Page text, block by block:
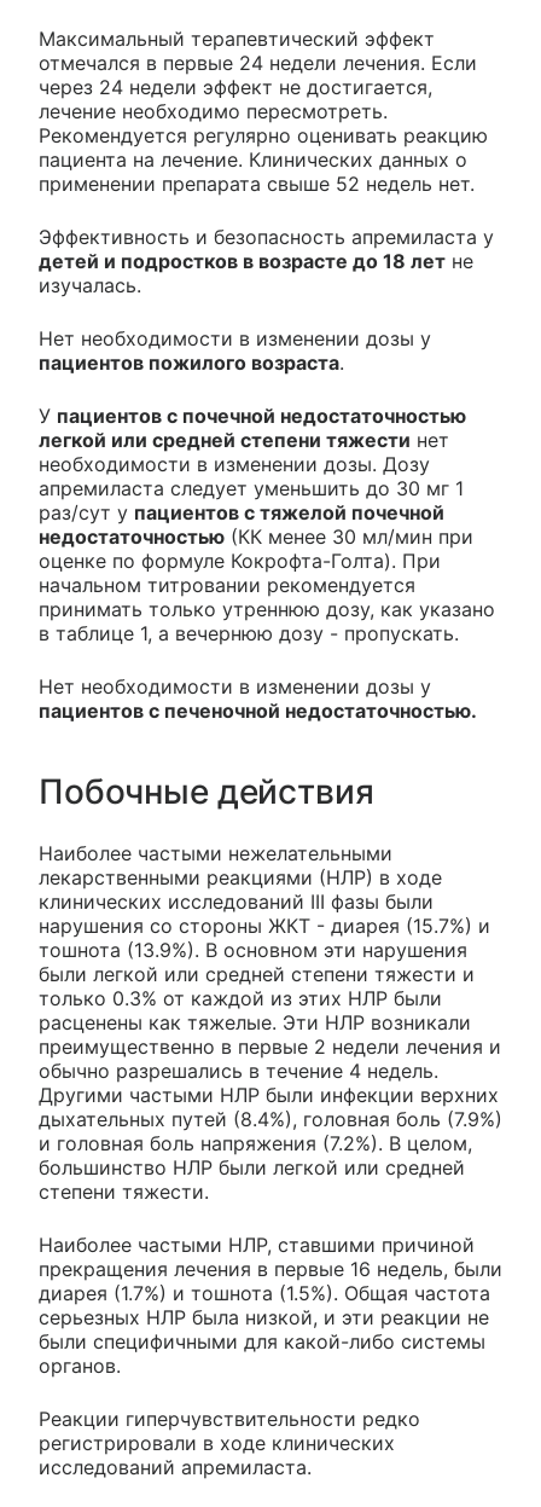
Максимальный терапевтический эффект
отмечался в первые 24 недели лечения. Если
через 24 недели эффект не достигается,
лечение необходимо пересмотреть.
Рекомендуется регулярно оценивать реакцию
пациента на лечение. Клинических данных о
применении препарата свыше 52 недель нет.
Эффективность и безопасность апремиласта у
детей и подростков в возрасте до 18 лет не
изучалась.
Нет необходимости в изменении дозы у
пациентов пожилого возраста.
У пациентов с почечной недостаточностью
легкой или средней степени тяжести нет
необходимости в изменении дозы. Дозу
апремиласта следует уменьшить до 30 мг 1
раз/сут у пациентов с тяжелой почечной
недостаточностью (КК менее 30 мл/мин при
оценке по формуле Кокрофта-Голта). При
начальном титровании рекомендуется
принимать только утреннюю дозу, как указано
в таблице 1, а вечернюю дозу - пропускать.
Нет необходимости в изменении дозы у
пациентов с печеночной недостаточностью.
Побочные действия
Наиболее частыми нежелательными
лекарственными реакциями (НЛР) в ходе
клинических исследований III фазы были
нарушения со стороны ЖКТ - диарея (15.7%) и
тошнота (13.9%). В основном эти нарушения
были легкой или средней степени тяжести и
только 0.3% от каждой из этих НЛР были
расценены как тяжелые. Эти НЛР возникали
преимущественно в первые 2 недели лечения и
обычно разрешались в течение 4 недель.
Другими частыми НЛР были инфекции верхних
дыхательных путей (8.4%), головная боль (7.9%)
и головная боль напряжения (7.2%). В целом,
большинство НЛР были легкой или средней
степени тяжести.
Наиболее частыми НЛР, ставшими причиной
прекращения лечения в первые 16 недель, были
диарея (1.7%) и тошнота (1.5%). Общая частота
серьезных НЛР была низкой, и эти реакции не
были специфичными для какой-либо системы
органов.
Реакции гиперчувствительности редко
регистрировали в ходе клинических
исследований апремиласта.